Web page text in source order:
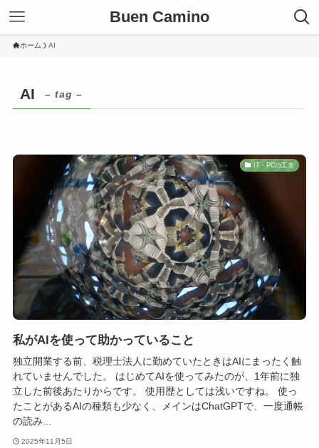
Buen Camino
ホーム AI
AI – tag –
IT・PCの工夫
私がAIを使って助かっていること
独立開業する前、税理士法人に勤めていたときはAIにまったく触
れていませんでした。 はじめてAIを使ってみたのが、1年前に独
立した前後あたりからです。 使用歴としては浅いですね。 使っ
たことがあるAIの種類も少なく、メインはChatGPTで、一度通帳
の読み...
2025年11月5日